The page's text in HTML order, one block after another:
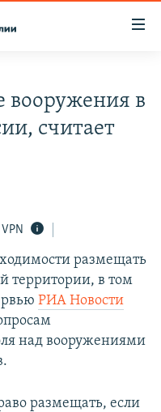
СОПРОТИВЛЕНИЯ
вооружения в
считает
размещать
территории, в том
РИА Новости
над вооружениями
размещать, если